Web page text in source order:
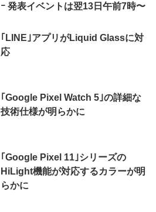
ｰ 発表イベントは翌13日午前7時〜
｢LINE｣アプリがLiquid Glassに対
応
｢Google Pixel Watch 5｣の詳細な
技術仕様が明らかに
｢Google Pixel 11｣シリーズの
HiLight機能が対応するカラーが明
らかに